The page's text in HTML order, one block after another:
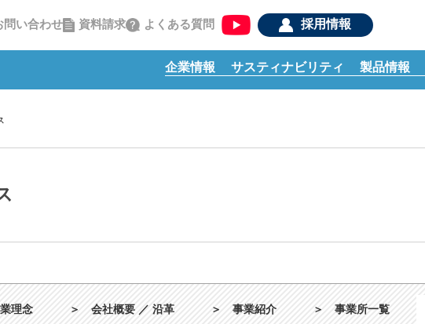
企業情報 サスティナビリティ 製品情報
問い合わせ 資料請求 よくある質問 採用情報
理念 ＞ 会社概要 ／ 沿革 ＞ 事業紹介 ＞ 事業所一覧